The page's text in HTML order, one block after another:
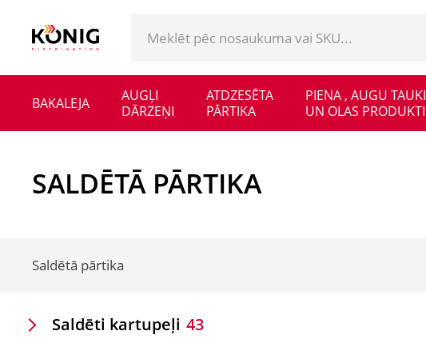
BAKALEJA
AUGĻI
DĀRZEŅI
ATDZESĒTA
PĀRTIKA
PIENA , AUGU TAUKI
UN OLAS PRODUKTI
SALDĒTĀ PĀRTIKA
Saldētā pārtika
Saldēti kartupeļi 43